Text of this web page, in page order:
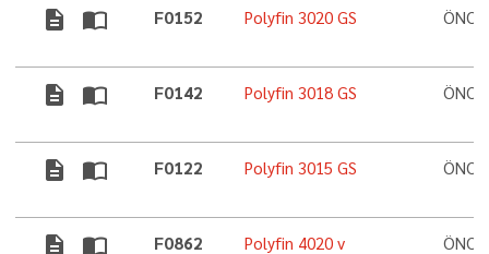
description import_contacts F0152 Polyfin 3020 GS
description import_contacts F0142 Polyfin 3018 GS
description import_contacts F0122 Polyfin 3015 GS
description import_contacts F0862 Polyfin 4020 v